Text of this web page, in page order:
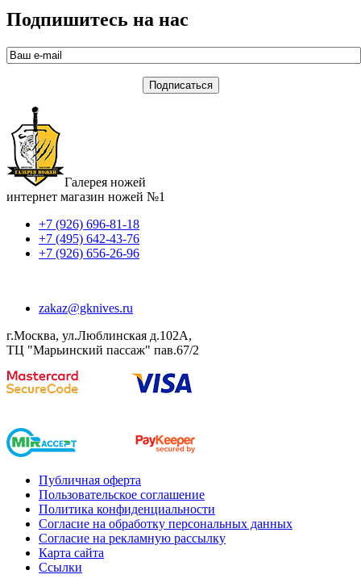
Подпишитесь на нас
Галерея ножей
интернет магазин ножей №1
+7 (926) 696-81-18
+7 (495) 642-43-76
+7 (926) 656-26-96
zakaz@gknives.ru
г.Москва, ул.Люблинская д.102А,
ТЦ "Марьинский пассаж" пав.67/2
Публичная оферта
Пользовательское соглашение
Политика конфиденциальности
Согласие на обработку персональных данных
Согласие на рекламную рассылку
Карта сайта
Ссылки